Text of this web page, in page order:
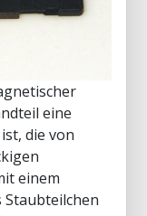
eine
die von
einem
Staubteilchen